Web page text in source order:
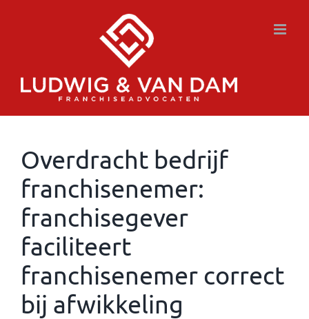
Overdracht bedrijf
franchisenemer:
franchisegever
faciliteert
franchisenemer correct
bij afwikkeling